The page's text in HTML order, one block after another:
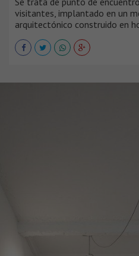
visitantes, ​implantado en un
arquitectónico construido en